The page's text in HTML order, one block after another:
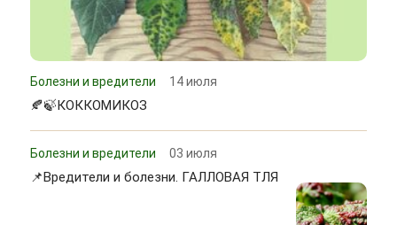
Болезни и вредители 14 июля
🍂🍃КОККОМИКОЗ
Болезни и вредители 03 июля
📌Вредители и болезни. ГАЛЛОВАЯ ТЛЯ